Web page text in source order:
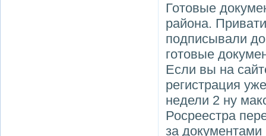
Готовые
района.
подписывали
готовые
Если вы на
регистрация
недели 2 ну
Росреестра
за